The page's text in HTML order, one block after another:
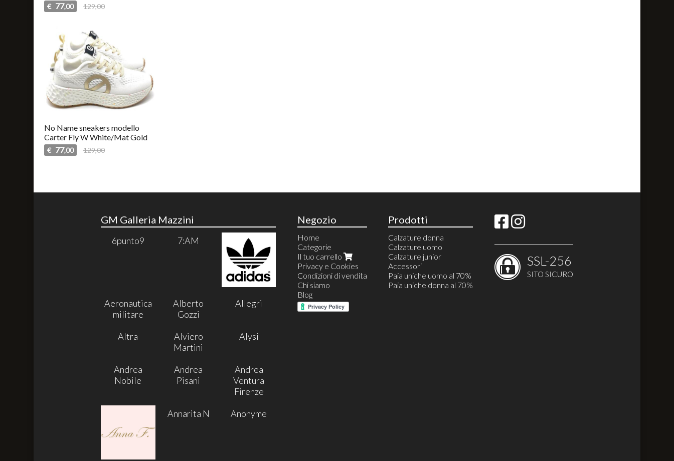
€ 77,00 129,00
No Name sneakers modello
Carter Fly W White/Mat Gold
€ 77,00 129,00
GM Galleria Mazzini
6punto9 7:AM
Aeronautica
militare
Alberto
Gozzi
Allegri
Altra
Alviero
Martini
Alysi
Andrea
Nobile
Andrea
Pisani
Andrea
Ventura
Firenze
Annarita N Anonyme
Negozio
Home
Categorie
Il tuo carrello
Privacy e Cookies
Condizioni di vendita
Chi siamo
Blog
Prodotti
Calzature donna
Calzature uomo
Calzature junior
Accessori
Paia uniche uomo al 70%
Paia uniche donna al 70%
SSL-256
SITO SICURO